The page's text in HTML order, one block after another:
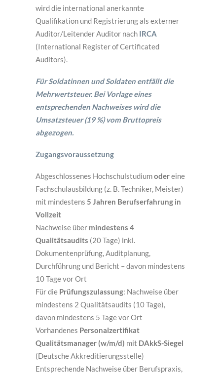
wird die international anerkannte
Qualifikation und Registrierung als externer
Auditor/Leitender Auditor nach IRCA
(International Register of Certificated
Auditors).
Für Soldatinnen und Soldaten entfällt die
Mehrwertsteuer. Bei Vorlage eines
entsprechenden Nachweises wird die
Umsatzsteuer (19 %) vom Bruttopreis
abgezogen.
Zugangsvoraussetzung
Abgeschlossenes Hochschulstudiumodereine
Fachschulausbildung (z. B. Techniker, Meister)
mit mindestens 5 Jahren Berufserfahrung in
Vollzeit
Nachweise über mindestens 4
Qualitätsaudits (20 Tage) inkl.
Dokumentenprüfung, Auditplanung,
Durchführung und Bericht – davon mindestens
10 Tage vor Ort
Für die Prüfungszulassung: Nachweise über
mindestens 2 Qualitätsaudits (10 Tage),
davon mindestens 5 Tage vor Ort
Vorhandenes Personalzertifikat
Qualitätsmanager (w/m/d) mit DAkkS-Siegel
(Deutsche Akkreditierungsstelle)
Entsprechende Nachweise über Berufspraxis,